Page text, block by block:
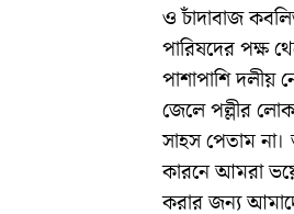
ও চাঁদাবাজ
পারিষদের পক্ষ
পাশাপাশি দলীয়
জেলে পল্লীর
সাহস পেতাম
কারনে আমরা ভয়ে
করার জন্য